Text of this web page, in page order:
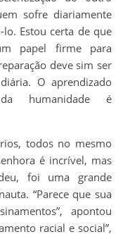
sofre diariamente
Estou certa de que
papel firme para
deve sim ser
O aprendizado
humanidade é
todos no mesmo
é incrível, mas
foi uma grande
“Parece que sua
apontou
racial e social”,